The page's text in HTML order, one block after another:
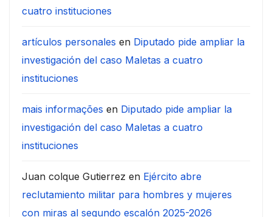
cuatro instituciones
artículos personales en Diputado pide ampliar la
investigación del caso Maletas a cuatro
instituciones
mais informações en Diputado pide ampliar la
investigación del caso Maletas a cuatro
instituciones
Juan colque Gutierrez en Ejército abre
reclutamiento militar para hombres y mujeres
con miras al segundo escalón 2025-2026